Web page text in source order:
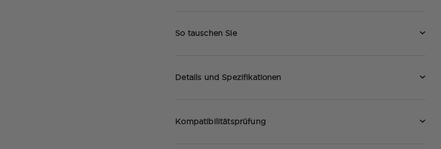
So tauschen Sie
Details und Spezifikationen
Kompatibilitätsprüfung